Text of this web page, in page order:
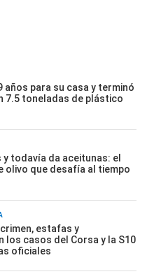
años para su casa y terminó
7.5 toneladas de plástico
y todavía da aceitunas: el
olivo que desafía al tiempo
estafas y
los casos del Corsa y la S10
oficiales